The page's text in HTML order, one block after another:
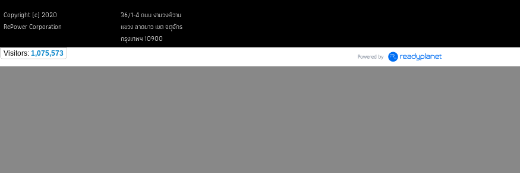
Copyright (c) 2020
36/1-4 ถนน งามวงศ์วาน
RePower Corporation
แขวง ลาดยาว เขต จตุจักร
กรุงเทพฯ 10900
Visitors: 1,075,573